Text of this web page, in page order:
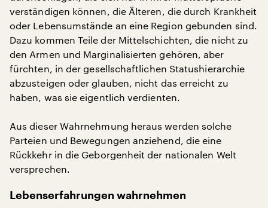
verständigen können, die Älteren, die durch Krankheit
oder Lebensumstände an eine Region gebunden sind.
Dazu kommen Teile der Mittelschichten, die nicht zu
den Armen und Marginalisierten gehören, aber
fürchten, in der gesellschaftlichen Statushierarchie
abzusteigen oder glauben, nicht das erreicht zu
haben, was sie eigentlich verdienten.
Aus dieser Wahrnehmung heraus werden solche
Parteien und Bewegungen anziehend, die eine
Rückkehr in die Geborgenheit der nationalen Welt
versprechen.
Lebenserfahrungen wahrnehmen